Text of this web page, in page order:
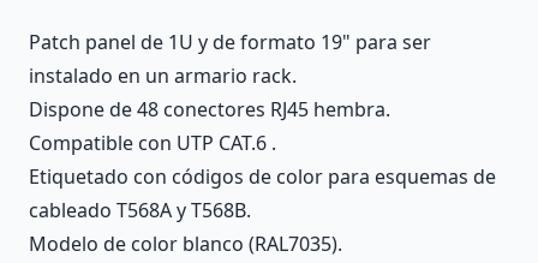
Patch panel de 1U y de formato 19" para ser
instalado en un armario rack.
Dispone de 48 conectores RJ45 hembra.
Compatible con UTP CAT.6 .
Etiquetado con códigos de color para esquemas de
cableado T568A y T568B.
Modelo de color blanco (RAL7035).